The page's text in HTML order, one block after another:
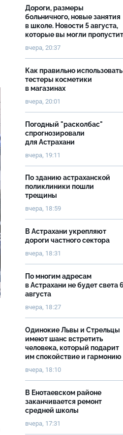
Дороги, размеры
больничного, новые занятия
в школе. Новости 5 августа,
которые вы могли
вчера, 20:37
Как правильно использовать
тестеры косметики
в магазинах
вчера, 20:01
Погодный "расколбас"
спрогнозировали
для Астрахани
вчера, 19:11
По зданию астраханской
поликлиники пошли
трещины
вчера, 18:59
В Астрахани укрепляют
дороги частного сектора
вчера, 18:31
По многим адресам
в Астрахани не будет света 6
августа
вчера, 18:27
Одинокие Львы и Стрельцы
имеют шанс встретить
человека, который подарит
им спокойствие и гармонию
вчера, 18:10
В Енотаевском районе
заканчивается ремонт
средней школы
вчера, 17:31